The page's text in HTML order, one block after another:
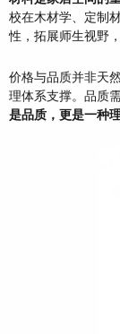
校在木材学、定制
性，拓展师生视野
价格与品质并非天
理体系支撑。品质
是品质，更是一种